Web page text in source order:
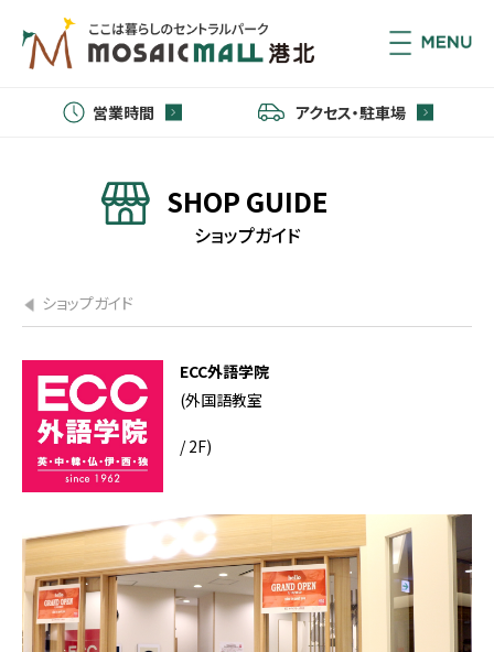
営業時間 アクセス・駐車場
SHOP GUIDE
ショップガイド
ショップガイド
ECC外語学院
(外国語教室
/ 2F)